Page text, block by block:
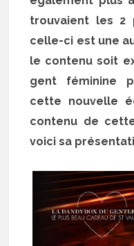
trouvaient les 2
celle-ci est une
le contenu soit
gent féminine
cette nouvelle
contenu de
voici sa